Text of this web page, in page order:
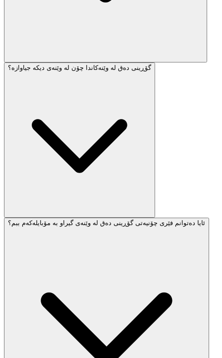
گۆڕینی دەق لە وێنەکاندا چۆن لە وێنەی دیکە جیاوازە؟
ئایا دەتوانم فێری چۆنیەتی گۆڕینی دەق لە وێنەی گیراو بە مۆبایلەکەم ببم؟